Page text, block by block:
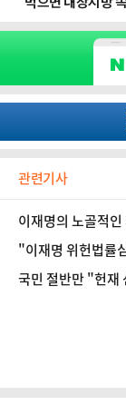
관련기사
이재명의 노골적
강행의지·결단 필
"이재명 위헌법률
되면 유권자 선거
국민 절반만 "헌